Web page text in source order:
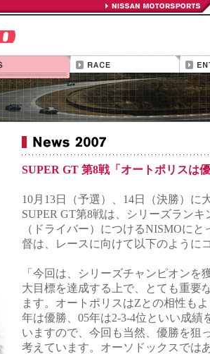
SUPER GT 第8戦「オートポリスは
10月13日（予選）、14日（決勝）に
SUPER GT第8戦は、シリーズラン
（ドライバー）につけるNISMOに
督は、レースに向けて以下のように
「今回は、シリーズチャンピオンを
大目標を達成する上で、とても重要
ます。オートポリスはZとの相性も
年は優勝、05年は2-3-4位といい成績
いますので、今回も当然、優勝を狙
考えています。オーソドックスでは